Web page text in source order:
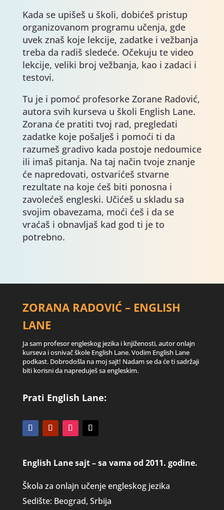
Kada se upišeš u školi, dobićeš pristup
organizovanom programu učenja, gde
uvek znaš koje lekcije, zadatke i vežbanja
treba da radiš sledeće. Očekuju te video
lekcije, veliki broj vežbanja, kao i zadaci i
testovi.
Tu je i pomoć profesorke Zorane Radović,
autora svih kurseva u školi English Lane.
Zorana će pratiti tvoj rad, pregledati
zadatke koje pošalješ i pomoći ti da
razumeš gradivo kada postoje nedoumice
ili imaš pitanja. Na taj način tvoje znanje
će napredovati, ostvarićeš stvarne
rezultate na koje ćeš biti ponosna i
zavolećeš engleski. Učićeš u skladu sa
svojim obavezama, moći ćeš i da se
vraćaš i obnavljaš kad god ti je to
potrebno.
ZORANA RADOVIĆ – ENGLISH
LANE
Ja sam profesor engleskog jezika i knjiženosti, autor onlajn
kurseva i osnivač škole English Lane. Vodim English Lane
podkast. Dobrodošla na moj sajt! Nadam se da će ti sadržaji
biti korisni da napreduješ sa engleskim.
Prati English Lane:
English Lane sajt – sa vama od 2011. godine.
Škola za onlajn učenje engleskog jezika
Sedište: Beograd, Srbija